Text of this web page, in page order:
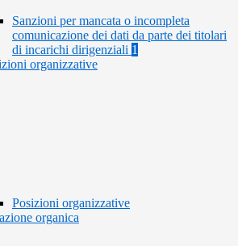
Sanzioni per mancata o incompleta
comunicazione dei dati da parte dei titolari
di incarichi dirigenziali 1
organizzative
Posizioni organizzative
organica